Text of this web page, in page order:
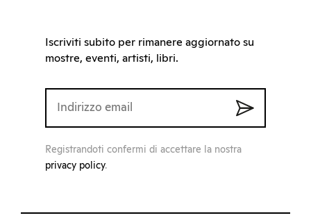
Iscriviti subito per rimanere aggiornato su
mostre, eventi, artisti, libri.
Registrandoti confermi di accettare la nostra
privacy policy.